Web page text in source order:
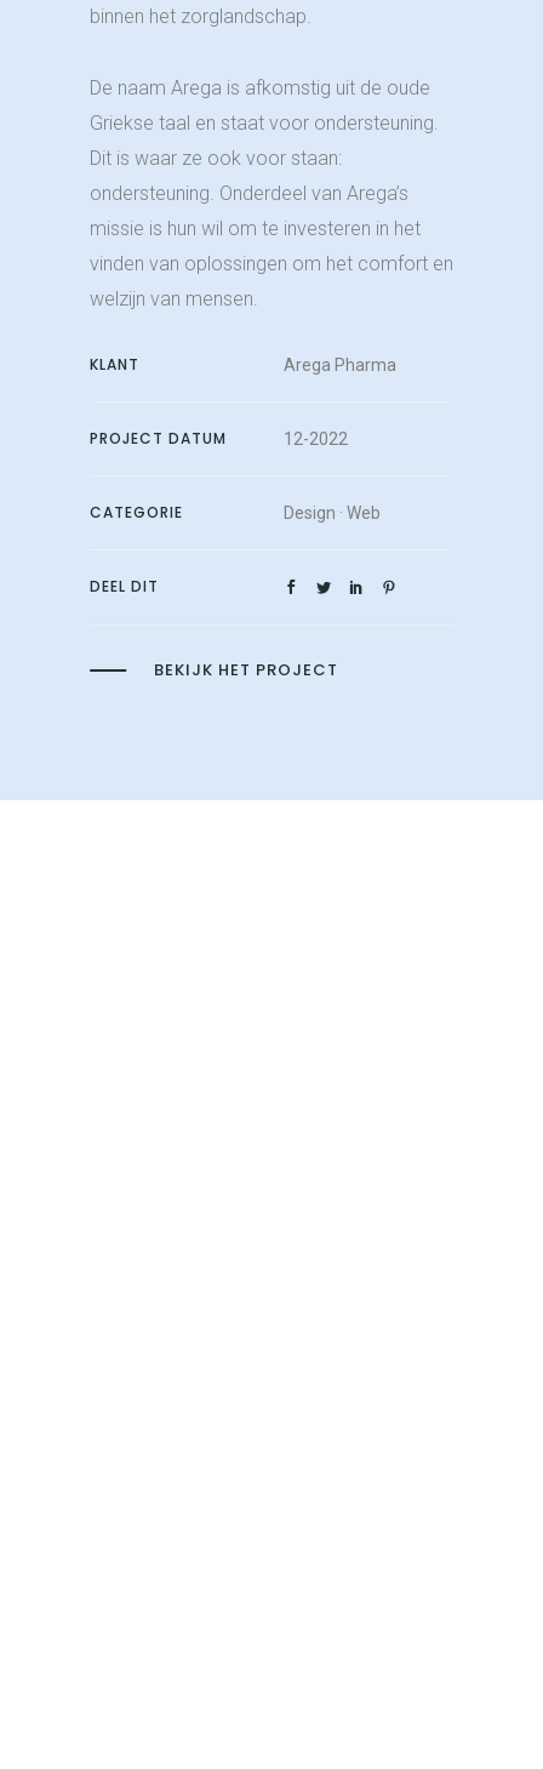
binnen het zorglandschap.
De naam Arega is afkomstig uit de oude
Griekse taal en staat voor ondersteuning.
Dit is waar ze ook voor staan:
ondersteuning. Onderdeel van Arega’s
missie is hun wil om te investeren in het
vinden van oplossingen om het comfort en
welzijn van mensen.
KLANT Arega Pharma
PROJECT DATUM 12-2022
CATEGORIE Design · Web
DEEL DIT
BEKIJK HET PROJECT